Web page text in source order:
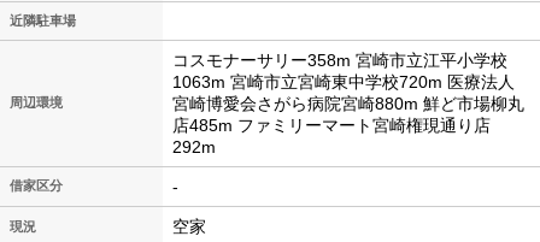
近隣駐車場
周辺環境
コスモナーサリー358m 宮崎市立江平小学校
1063m 宮崎市立宮崎東中学校720m 医療法人
宮崎博愛会さがら病院宮崎880m 鮮ど市場柳丸
店485m ファミリーマート宮崎権現通り店
292m
借家区分 -
現況 空家